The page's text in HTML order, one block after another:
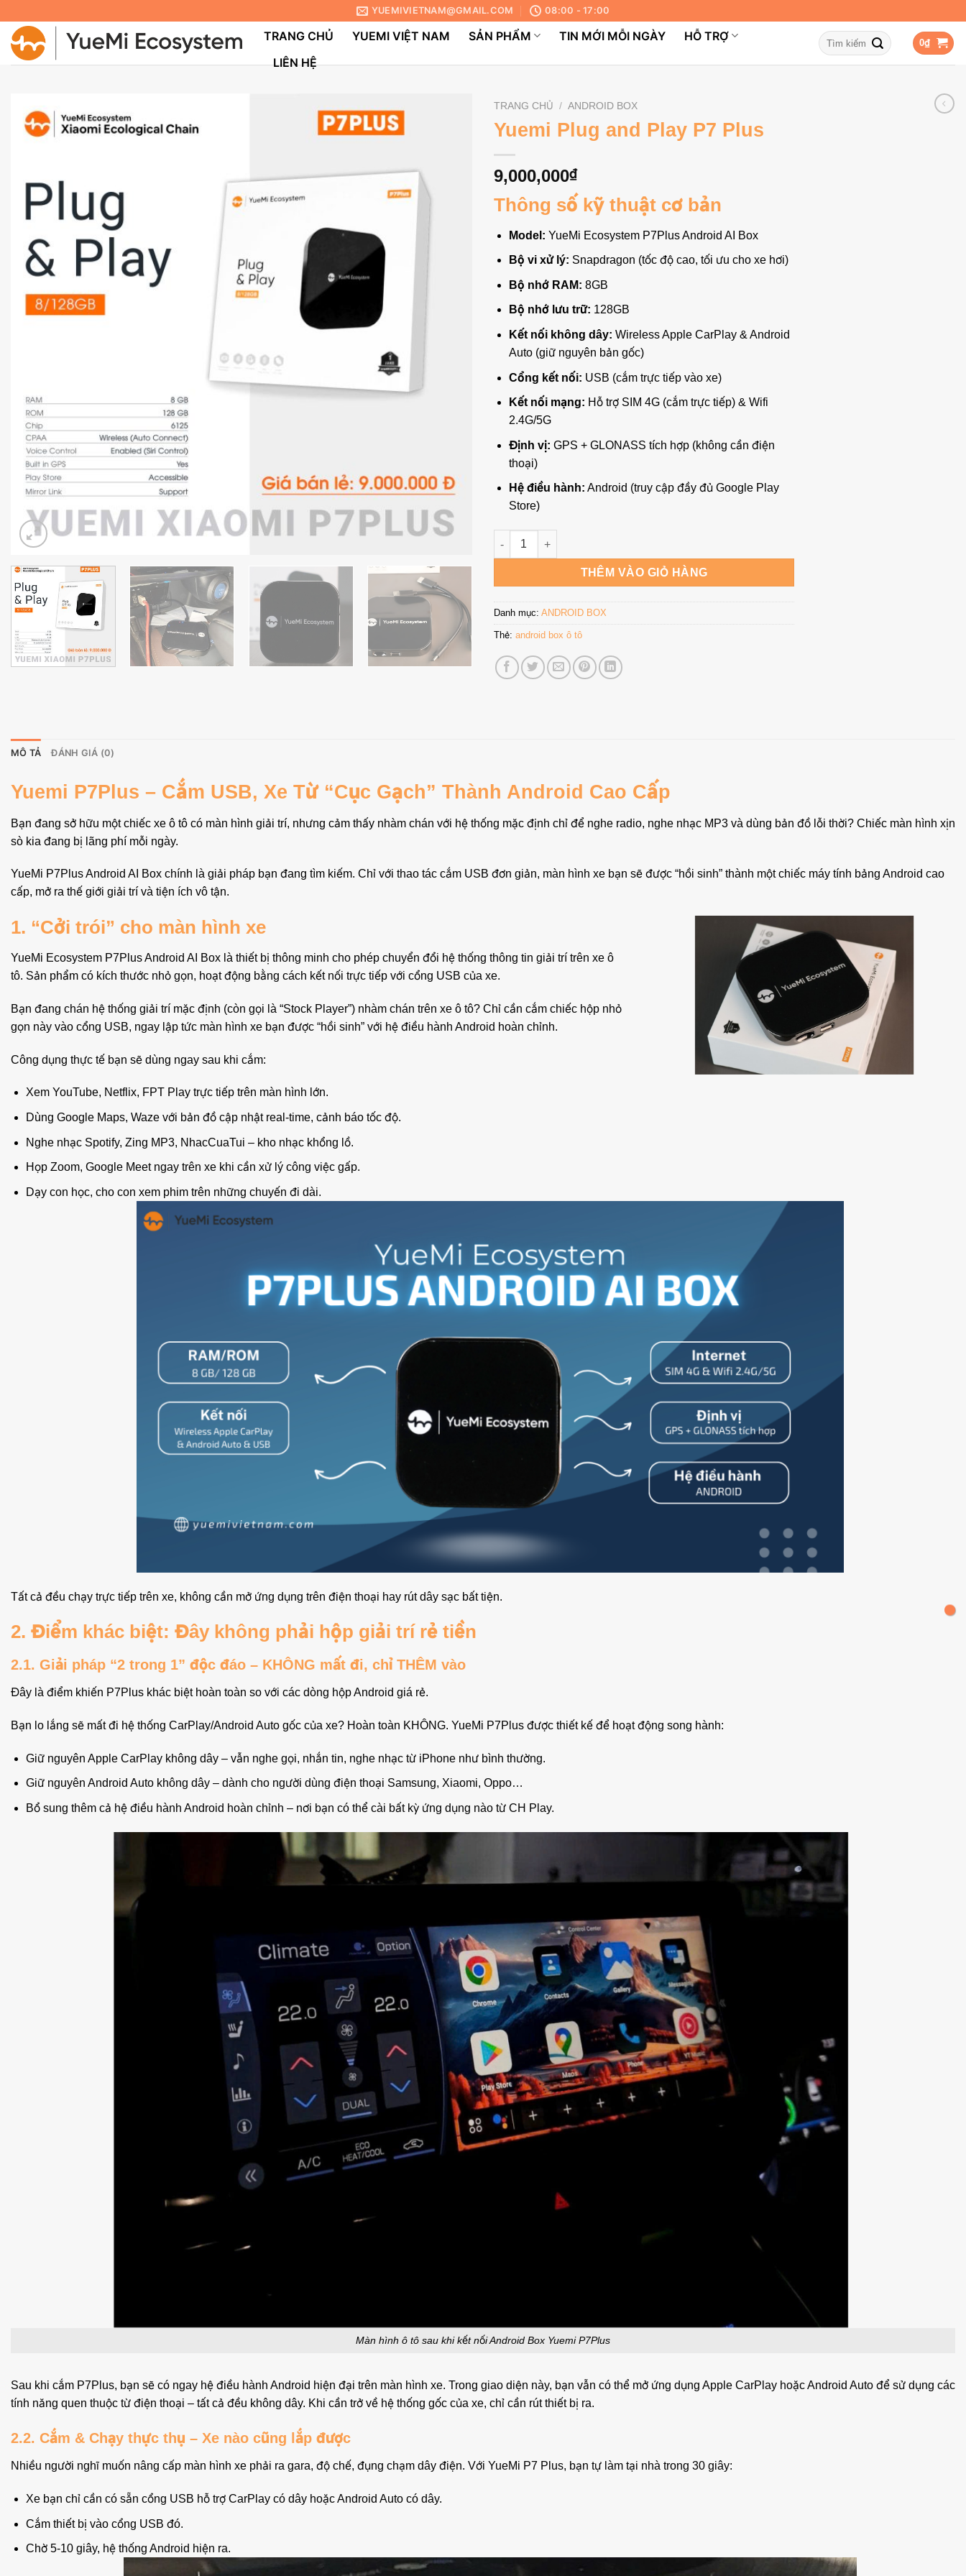
qua
nội
dung
YUEMIVIETNAM@GMAIL.COM 08:00 - 17:00
TRANG CHỦ YUEMI VIỆT NAM SẢN PHẨM TIN MỚI MỖI NGÀY
HỖ TRỢ
LIÊN HỆ
Tìm
kiếm:
0₫
TRANG CHỦ / ANDROID BOX
Yuemi Plug and Play P7 Plus
9,000,000₫
Thông số kỹ thuật cơ bản
Model: YueMi Ecosystem P7Plus Android AI Box
Bộ vi xử lý: Snapdragon (tốc độ cao, tối ưu cho xe hơi)
Bộ nhớ RAM: 8GB
Bộ nhớ lưu trữ: 128GB
Kết nối không dây: Wireless Apple CarPlay & Android
Auto (giữ nguyên bản gốc)
Cổng kết nối: USB (cắm trực tiếp vào xe)
Kết nối mạng: Hỗ trợ SIM 4G (cắm trực tiếp) & Wifi
2.4G/5G
Định vị: GPS + GLONASS tích hợp (không cần điện
thoại)
Hệ điều hành: Android (truy cập đầy đủ Google Play
Store)
Yuemi Plug and Play P7 Plus số lượng
THÊM VÀO GIỎ HÀNG
Danh mục: ANDROID BOX
Thẻ: android box ô tô
MÔ TẢ ĐÁNH GIÁ (0)
Yuemi P7Plus – Cắm USB, Xe Từ “Cục Gạch” Thành Android Cao Cấp
Bạn đang sở hữu một chiếc xe ô tô có màn hình giải trí, nhưng cảm thấy nhàm chán với hệ thống mặc định chỉ để nghe radio, nghe nhạc MP3 và dùng bản đồ lỗi thời? Chiếc màn hình xịn
sò kia đang bị lãng phí mỗi ngày.
YueMi P7Plus Android AI Box chính là giải pháp bạn đang tìm kiếm. Chỉ với thao tác cắm USB đơn giản, màn hình xe bạn sẽ được “hồi sinh” thành một chiếc máy tính bảng Android cao
cấp, mở ra thế giới giải trí và tiện ích vô tận.
1. “Cởi trói” cho màn hình xe
YueMi Ecosystem P7Plus Android AI Box là thiết bị thông minh cho phép chuyển đổi hệ thống thông tin giải trí trên xe ô
tô. Sản phẩm có kích thước nhỏ gọn, hoạt động bằng cách kết nối trực tiếp với cổng USB của xe.
Bạn đang chán hệ thống giải trí mặc định (còn gọi là “Stock Player”) nhàm chán trên xe ô tô? Chỉ cần cắm chiếc hộp nhỏ
gọn này vào cổng USB, ngay lập tức màn hình xe bạn được “hồi sinh” với hệ điều hành Android hoàn chỉnh.
Công dụng thực tế bạn sẽ dùng ngay sau khi cắm:
Xem YouTube, Netflix, FPT Play trực tiếp trên màn hình lớn.
Dùng Google Maps, Waze với bản đồ cập nhật real-time, cảnh báo tốc độ.
Nghe nhạc Spotify, Zing MP3, NhacCuaTui – kho nhạc khổng lồ.
Họp Zoom, Google Meet ngay trên xe khi cần xử lý công việc gấp.
Dạy con học, cho con xem phim trên những chuyến đi dài.
Tất cả đều chạy trực tiếp trên xe, không cần mở ứng dụng trên điện thoại hay rút dây sạc bất tiện.
2. Điểm khác biệt: Đây không phải hộp giải trí rẻ tiền
2.1. Giải pháp “2 trong 1” độc đáo – KHÔNG mất đi, chỉ THÊM vào
Đây là điểm khiến P7Plus khác biệt hoàn toàn so với các dòng hộp Android giá rẻ.
Bạn lo lắng sẽ mất đi hệ thống CarPlay/Android Auto gốc của xe? Hoàn toàn KHÔNG. YueMi P7Plus được thiết kế để hoạt động song hành:
Giữ nguyên Apple CarPlay không dây – vẫn nghe gọi, nhắn tin, nghe nhạc từ iPhone như bình thường.
Giữ nguyên Android Auto không dây – dành cho người dùng điện thoại Samsung, Xiaomi, Oppo…
Bổ sung thêm cả hệ điều hành Android hoàn chỉnh – nơi bạn có thể cài bất kỳ ứng dụng nào từ CH Play.
Màn hình ô tô sau khi kết nối Android Box Yuemi P7Plus
Sau khi cắm P7Plus, bạn sẽ có ngay hệ điều hành Android hiện đại trên màn hình xe. Trong giao diện này, bạn vẫn có thể mở ứng dụng Apple CarPlay hoặc Android Auto để sử dụng các
tính năng quen thuộc từ điện thoại – tất cả đều không dây. Khi cần trở về hệ thống gốc của xe, chỉ cần rút thiết bị ra.
2.2. Cắm & Chạy thực thụ – Xe nào cũng lắp được
Nhiều người nghĩ muốn nâng cấp màn hình xe phải ra gara, độ chế, đụng chạm dây điện. Với YueMi P7 Plus, bạn tự làm tại nhà trong 30 giây:
Xe bạn chỉ cần có sẵn cổng USB hỗ trợ CarPlay có dây hoặc Android Auto có dây.
Cắm thiết bị vào cổng USB đó.
Chờ 5-10 giây, hệ thống Android hiện ra.